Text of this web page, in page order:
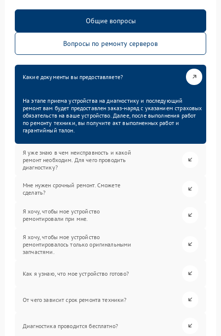
Общие вопросы
Вопросы по ремонту серверов
Какие документы вы предоставляете?
На этапе приема устройства на диагностику и последующий
ремонт вам будет предоставлен заказ-наряд с указанием страховых
обязательств на ваше устройство. Далее, после выполнения работ
по ремонту техники, вы получите акт выполненных работ и
гарантийный талон.
Я уже знаю в чем неисправность и какой
ремонт необходим. Для чего проводить
диагностику?
Мне нужен срочный ремонт. Сможете
сделать?
Я хочу, чтобы мое устройство
ремонтировали при мне.
Я хочу, чтобы мое устройство
ремонтировалось только оригинальными
запчастями.
Как я узнаю, что мое устройство готово?
От чего зависит срок ремонта техники?
Диагностика проводится бесплатно?